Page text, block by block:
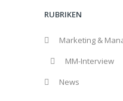
RUBRIKEN
Marketing &
MM-Interview
News